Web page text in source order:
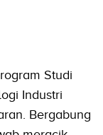
Studi
Industri
Bergabung